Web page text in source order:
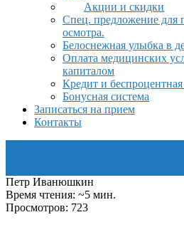
Акции и скидки
Спец. предложение для
осмотра.
Белоснежная улыбка в
Оплата медицинских
капиталом
Кредит и беспроцентная
Бонусная система
Записаться на прием
Контакты
Петр Иванюшкин
Время чтения: ~5 мин.
Просмотров: 723